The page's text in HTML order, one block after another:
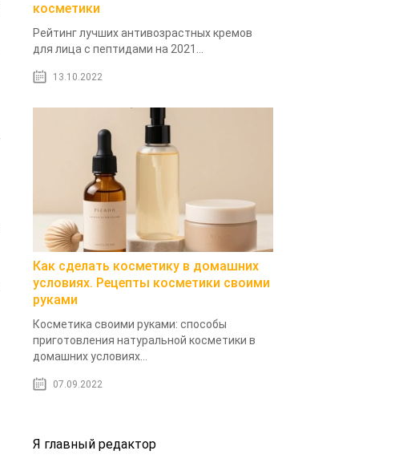
косметики
Рейтинг лучших антивозрастных кремов
для лица с пептидами на 2021...
13.10.2022
Как сделать косметику в домашних
условиях. Рецепты косметики своими
руками
Косметика своими руками: способы
приготовления натуральной косметики в
домашних условиях...
07.09.2022
Я главный редактор